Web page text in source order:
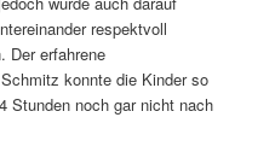
respektvoll
Der erfahrene
konnte die Kinder so
Stunden noch gar nicht nach